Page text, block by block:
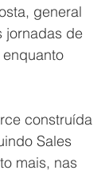
general
jornadas de
construída
Sales
mais, nas